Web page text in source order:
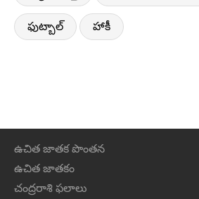
ఫుట్బాల్ హాకీ
ఉచిత జాతక పొంతన
ఉచిత జాతకం
చంద్రరాశి ఫలాలు